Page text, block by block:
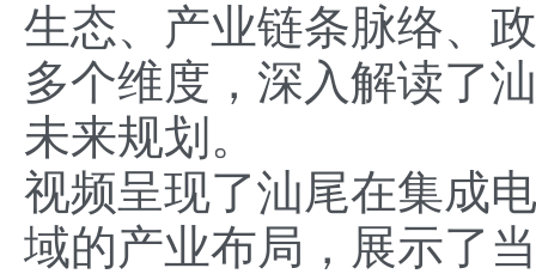
生态、产业链条脉络、
多个维度，深入解读了
未来规划。
视频呈现了汕尾在集成
域的产业布局，展示了